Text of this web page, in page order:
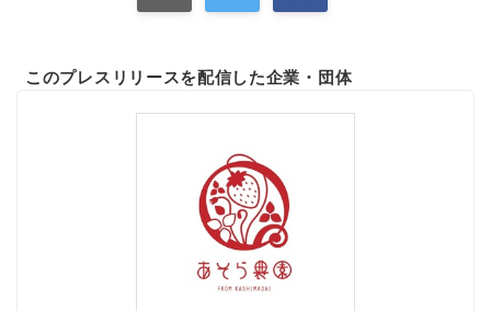
このプレスリリースを配信した企業・団体